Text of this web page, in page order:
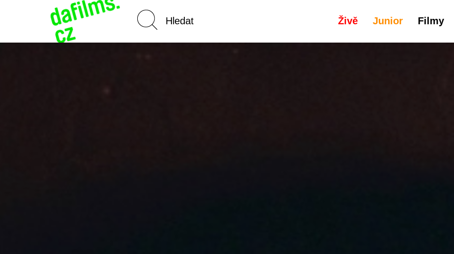
Živě Junior Filmy